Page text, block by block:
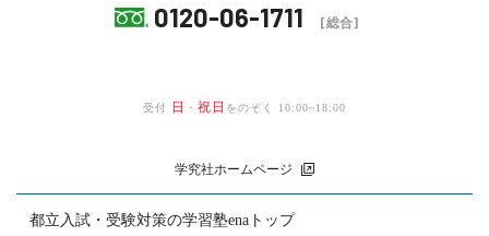
0120-06-1711 [総合]
受付 日 ・ 祝日 をのぞく 10:00~18:00
学究社ホームページ
都立入試・受験対策の学習塾enaトップ